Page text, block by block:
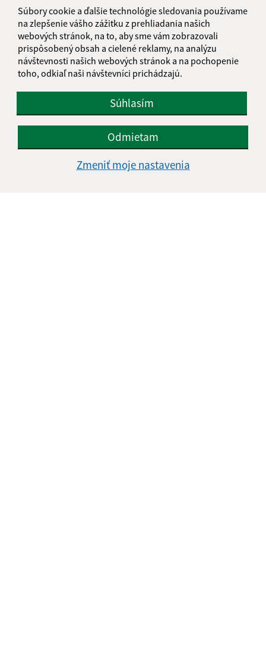
Súbory cookie a ďalšie technológie sledovania používame
na zlepšenie vášho zážitku z prehliadania našich
webových stránok, na to, aby sme vám zobrazovali
prispôsobený obsah a cielené reklamy, na analýzu
návštevnosti našich webových stránok a na pochopenie
toho, odkiaľ naši návštevníci prichádzajú.
Súhlasím
Odmietam
Zmeniť moje nastavenia
Lada 240
082 12 Kapušany
sekretariat@obeclada.sk
+421 51 794 12 13
IČO: 00327336